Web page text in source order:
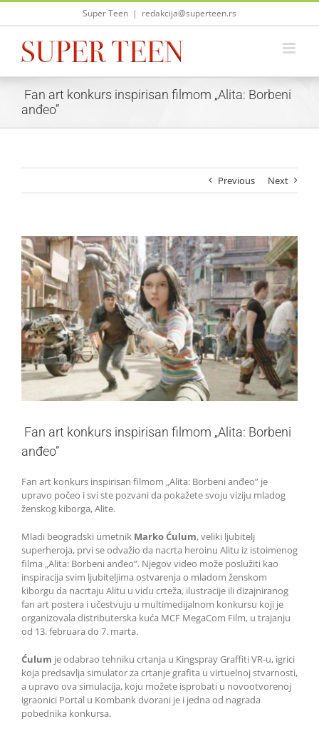
Skip
Super Teen | redakcija@superteen.rs
Fan art konkurs inspirisan filmom „Alita: Borbeni
anđeo”
Previous Next
View
Larger
Image
Fan art konkurs inspirisan filmom „Alita: Borbeni
anđeo”
Fan art konkurs inspirisan filmom „Alita: Borbeni anđeo” je
upravo počeo i svi ste pozvani da pokažete svoju viziju mladog
ženskog kiborga, Alite.
Mladi beogradski umetnik Marko Ćulum, veliki ljubitelj
superheroja, prvi se odvažio da nacrta heroinu Alitu iz istoimenog
filma „Alita: Borbeni anđeo”. Njegov video može poslužiti kao
inspiracija svim ljubiteljima ostvarenja o mladom ženskom
kiborgu da nacrtaju Alitu u vidu crteža, ilustracije ili dizajniranog
fan art postera i učestvuju u multimedijalnom konkursu koji je
organizovala distributerska kuća MCF MegaCom Film, u trajanju
od 13. februara do 7. marta.
Ćulum je odabrao tehniku crtanja u Kingspray Graffiti VR-u, igrici
koja predsavlja simulator za crtanje grafita u virtuelnoj stvarnosti,
a upravo ova simulacija, koju možete isprobati u novootvorenoj
igraonici Portal u Kombank dvorani je i jedna od nagrada
pobednika konkursa.